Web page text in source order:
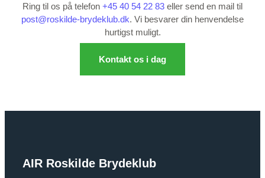
Ring til os på telefon +45 40 54 22 83 eller send en mail til
post@roskilde-brydeklub.dk. Vi besvarer din henvendelse
hurtigst muligt.
Kontakt os i dag
AIR Roskilde Brydeklub